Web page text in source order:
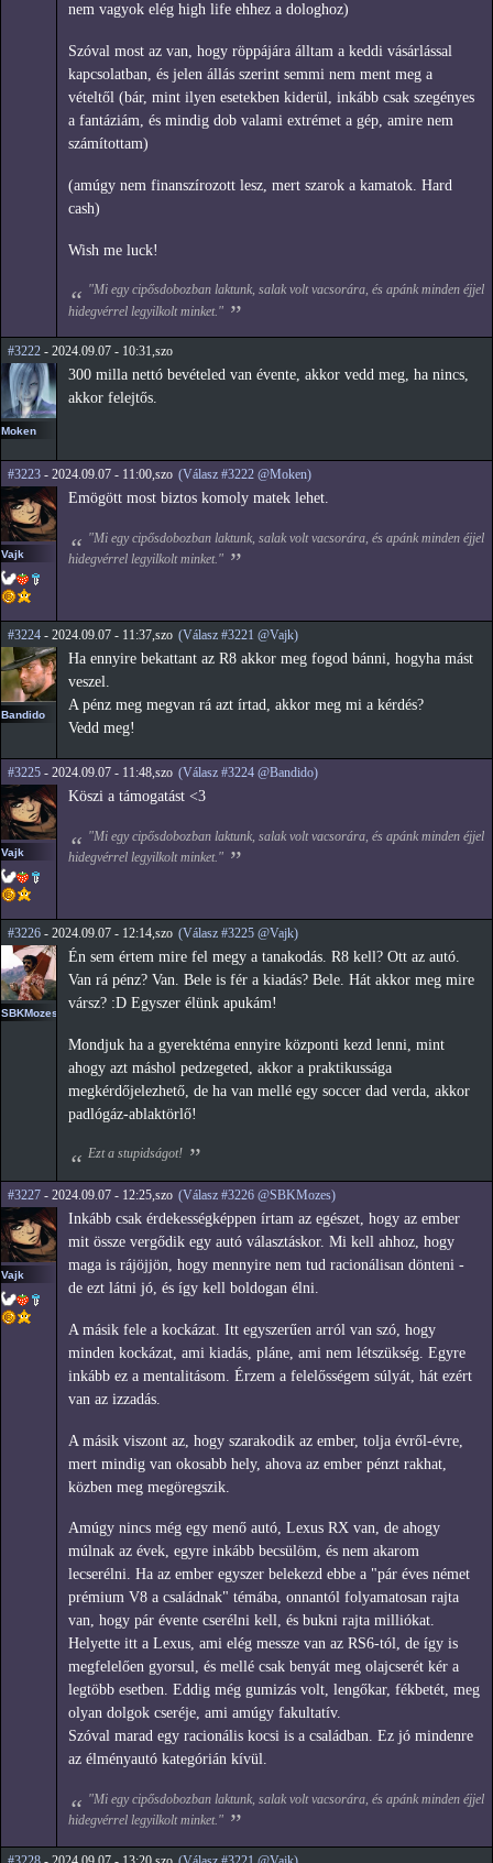
nem vagyok elég high life ehhez a dologhoz)
Szóval most az van, hogy röppájára álltam a keddi vásárlással
kapcsolatban, és jelen állás szerint semmi nem ment meg a
vételtől (bár, mint ilyen esetekben kiderül, inkább csak szegényes
a fantáziám, és mindig dob valami extrémet a gép, amire nem
számítottam)
(amúgy nem finanszírozott lesz, mert szarok a kamatok. Hard
cash)
Wish me luck!
"Mi egy cipősdobozban laktunk, salak volt vacsorára, és apánk minden éjjel
hidegvérrel legyilkolt minket."
#3222 - 2024.09.07 - 10:31,szo
Moken
300 milla nettó bevételed van évente, akkor vedd meg, ha nincs,
akkor felejtős.
#3223 - 2024.09.07 - 11:00,szo (Válasz #3222 @Moken)
Vajk
Emögött most biztos komoly matek lehet.
"Mi egy cipősdobozban laktunk, salak volt vacsorára, és apánk minden éjjel
hidegvérrel legyilkolt minket."
#3224 - 2024.09.07 - 11:37,szo (Válasz #3221 @Vajk)
Bandido
Ha ennyire bekattant az R8 akkor meg fogod bánni, hogyha mást
veszel.
A pénz meg megvan rá azt írtad, akkor meg mi a kérdés?
Vedd meg!
#3225 - 2024.09.07 - 11:48,szo (Válasz #3224 @Bandido)
Vajk
Köszi a támogatást <3
"Mi egy cipősdobozban laktunk, salak volt vacsorára, és apánk minden éjjel
hidegvérrel legyilkolt minket."
#3226 - 2024.09.07 - 12:14,szo (Válasz #3225 @Vajk)
SBKMozes
Én sem értem mire fel megy a tanakodás. R8 kell? Ott az autó.
Van rá pénz? Van. Bele is fér a kiadás? Bele. Hát akkor meg mire
vársz? :D Egyszer élünk apukám!
Mondjuk ha a gyerektéma ennyire központi kezd lenni, mint
ahogy azt máshol pedzegeted, akkor a praktikussága
megkérdőjelezhető, de ha van mellé egy soccer dad verda, akkor
padlógáz-ablaktörlő!
Ezt a stupidságot!
#3227 - 2024.09.07 - 12:25,szo (Válasz #3226 @SBKMozes)
Vajk
Inkább csak érdekességképpen írtam az egészet, hogy az ember
mit össze vergődik egy autó választáskor. Mi kell ahhoz, hogy
maga is rájöjjön, hogy mennyire nem tud racionálisan dönteni -
de ezt látni jó, és így kell boldogan élni.
A másik fele a kockázat. Itt egyszerűen arról van szó, hogy
minden kockázat, ami kiadás, pláne, ami nem létszükség. Egyre
inkább ez a mentalitásom. Érzem a felelősségem súlyát, hát ezért
van az izzadás.
A másik viszont az, hogy szarakodik az ember, tolja évről-évre,
mert mindig van okosabb hely, ahova az ember pénzt rakhat,
közben meg megöregszik.
Amúgy nincs még egy menő autó, Lexus RX van, de ahogy
múlnak az évek, egyre inkább becsülöm, és nem akarom
lecserélni. Ha az ember egyszer belekezd ebbe a "pár éves német
prémium V8 a családnak" témába, onnantól folyamatosan rajta
van, hogy pár évente cserélni kell, és bukni rajta milliókat.
Helyette itt a Lexus, ami elég messze van az RS6-tól, de így is
megfelelően gyorsul, és mellé csak benyát meg olajcserét kér a
legtöbb esetben. Eddig még gumizás volt, lengőkar, fékbetét, meg
olyan dolgok cseréje, ami amúgy fakultatív.
Szóval marad egy racionális kocsi is a családban. Ez jó mindenre
az élményautó kategórián kívül.
"Mi egy cipősdobozban laktunk, salak volt vacsorára, és apánk minden éjjel
hidegvérrel legyilkolt minket."